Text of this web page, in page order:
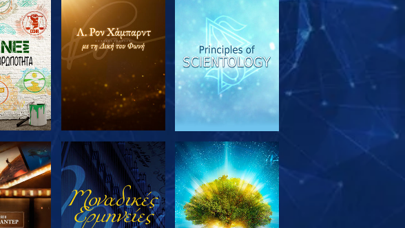
ΤΗ
ΕΞΕΡΕΥΝΗΣΤΕ ΤΗ
ΣΕΙΡΑ
ΠΑΡΑΚΟΛΟΥΘΗΣΤΕ